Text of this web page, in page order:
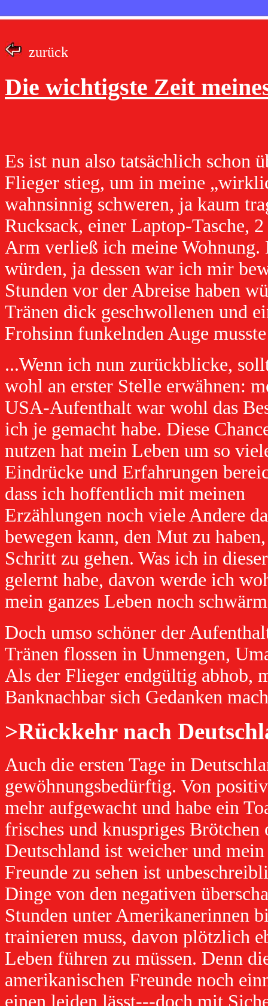
zurück
Die wichtigste Zeit
Es ist nun also tatsächlich schon
Flieger stieg, um in meine
wahnsinnig schweren, ja kaum
Rucksack, einer Laptop-Tasche,
Arm verließ ich meine Wohnung.
würden, ja dessen war ich mir
Stunden vor der Abreise haben
Tränen dick geschwollenen und
Frohsinn funkelnden Auge
...Wenn ich nun zurückblicke,
wohl an erster Stelle erwähnen:
USA-Aufenthalt war wohl das
ich je gemacht habe. Diese
nutzen hat mein Leben um so
Eindrücke und Erfahrungen
dass ich hoffentlich mit meinen
Erzählungen noch viele Andere
bewegen kann, den Mut zu
Schritt zu gehen. Was ich in
gelernt habe, davon werde ich
mein ganzes Leben noch
Doch umso schöner der
Tränen flossen in Unmengen,
Als der Flieger endgültig abhob,
Banknachbar sich Gedanken
>Rückkehr nach
Auch die ersten Tage in
gewöhnungsbedürftig. Von
mehr aufgewacht und habe ein
frisches und knuspriges
Deutschland ist weicher und
Freunde zu sehen ist
Dinge von den negativen
Stunden unter Amerikanerinnen
trainieren muss, davon plötzlich
Leben führen zu müssen. Denn
amerikanischen Freunde noch
einen leiden lässt---doch mit